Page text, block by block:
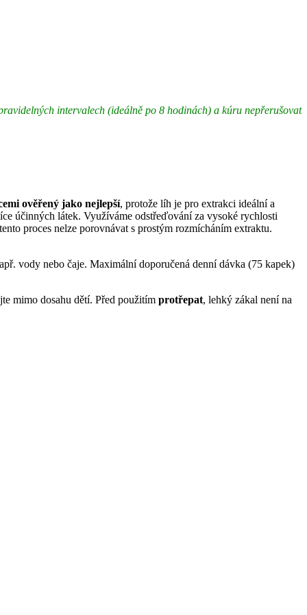
intervalech (ideálně po 8 hodinách) a kúru nepřerušovat
ověřený jako nejlepší, protože líh je pro extrakci ideální a
účinných látek. Využíváme odstřeďování za vysoké rychlosti
proces nelze porovnávat s prostým rozmícháním extraktu.
vody nebo čaje. Maximální doporučená denní dávka (75 kapek)
mimo dosahu dětí. Před použitím protřepat, lehký zákal není na